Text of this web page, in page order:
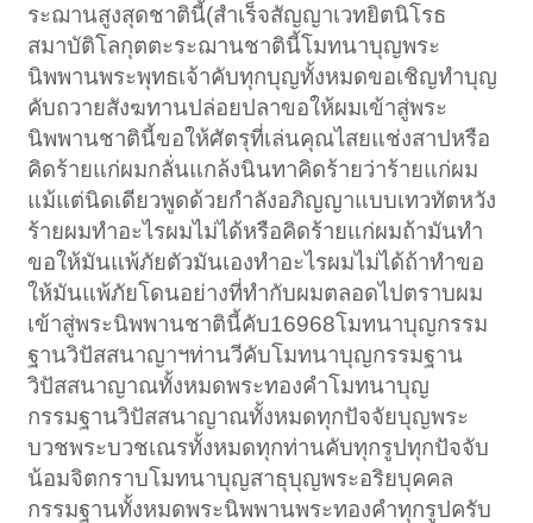
ระฌานสูงสุดชาตินี้(สำเร็จสัญญาเวทยิตนิโรธ
สมาบัติโลกุตตะระฌานชาตินี้โมทนาบุญพระ
นิพพานพระพุทธเจ้าคับทุกบุญทั้งหมดขอเชิญทำบุญ
คับถวายสังฆทานปล่อยปลาขอให้ผมเข้าสู่พระ
นิพพานชาตินี้ขอให้ศัตรุที่เล่นคุณไสยแช่งสาปหรือ
คิดร้ายแก่ผมกลั่นแกล้งนินทาคิดร้ายว่าร้ายแก่ผม
แม้แต่นิดเดียวพูดด้วยกำลังอภิญญาแบบเทวทัตหวัง
ร้ายผมทำอะไรผมไม่ได้หรือคิดร้ายแก่ผมถ้ามันทำ
ขอให้มันแพ้ภัยตัวมันเองทำอะไรผมไม่ได้ถ้าทำขอ
ให้มันแพ้ภัยโดนอย่างที่ทำกับผมตลอดไปตราบผม
เข้าสู่พระนิพพานชาตินี้คับ16968โมทนาบุญกรรม
ฐานวิปัสสนาญาฯท่านวีคับโมทนาบุญกรรมฐาน
วิปัสสนาญาณทั้งหมดพระทองคำโมทนาบุญ
กรรมฐานวิปัสสนาญาณทั้งหมดทุกปัจจัยบุญพระ
บวชพระบวชเณรทั้งหมดทุกท่านคับทุกรูปทุกปัจจับ
น้อมจิตกราบโมทนาบุญสาธุบุญพระอริยบุคคล
กรรมฐานทั้งหมดพระนิพพานพระทองคำทุกรูปครับ